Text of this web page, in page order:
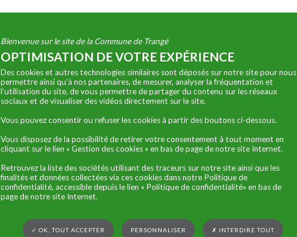
Bienvenue sur le site de la Commune de Trangé
OPTIMISATION DE VOTRE EXPÉRIENCE
Des cookies et autres technologies similaires sont déposés sur notre site pour nous
permettre ainsi qu’à nos partenaires, de mesurer, analyser la fréquentation et
l’utilisation du site, de vous permettre de partager du contenu sur les réseaux
sociaux et de visualiser des vidéos directement sur le site.
Vous pouvez consentir ou refuser les cookies à partir des boutons ci-dessous.
Vous disposez de la possibilité de retirer votre consentement à tout moment en
cliquant sur le lien « Gestion des cookies » en bas de page de notre site Internet.
Retrouvez la liste des sociétés utilisant des traceurs sur notre site ainsi que les
finalités et données collectées via ces cookies dans notre Politique de
confidentialité, accessible depuis le lien « Politique de confidentialité» en bas de
page de notre site Internet.
✓ OK, TOUT ACCEPTER PERSONNALISER ✗ INTERDIRE TOUT